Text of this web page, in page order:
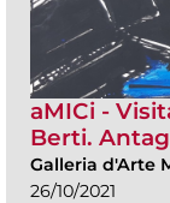
aMICi -
Berti.
Galleria d'Arte
26/10/2021